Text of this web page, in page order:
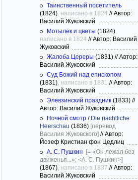
Таинственный посетитель
(1824) , написано в 1824 //Автор:
Василий Жуковский
Мотылёк и цветы (1824)
написано в 1824 //Автор: Василий
Жуковский
Жалоба Цереры (1831) //Автор:
Василий Жуковский
Суд Божий над епископом
(1831) , написано в 1831 //Автор:
Василий Жуковский
Элевзинский праздник (1833) //
Автор: Василий Жуковский
Ночной смотр / Die nächtliche
Heerschau (1836) [перевод
Василия Жуковского] //Автор:
Йозеф Кристиан фон Цедлиц
А. С. Пушкин [= «Он лежал без
движенья...»; <А. С. Пушкин>]
(1867) , написано в 1837 //Автор:
Василий Жуковский